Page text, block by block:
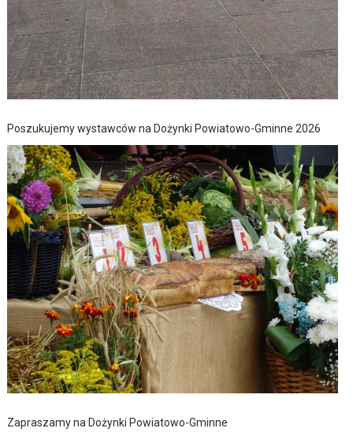
Poszukujemy wystawców na Dożynki Powiatowo-Gminne 2026
Zapraszamy na Dożynki Powiatowo-Gminne